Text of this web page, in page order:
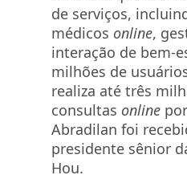
de serviços,
médicos online,
interação de bem-
milhões de
realiza até três
consultas online
Abradilan foi
presidente sênior
Hou.